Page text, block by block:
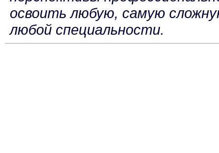
освоить любую, самую
любой специальности.